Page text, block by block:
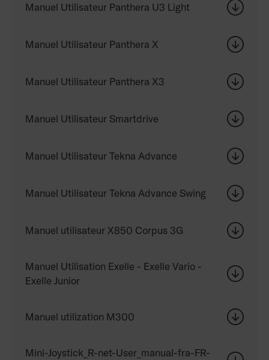
Manuel Utilisateur Panthera U3 Light
Manuel Utilisateur Panthera X
Manuel Utilisateur Panthera X3
Manuel Utilisateur Smartdrive
Manuel Utilisateur Tekna Advance
Manuel Utilisateur Tekna Advance Swing
Manuel utilisateur X850 Corpus 3G
Manuel Utilisation Exelle - Exelle Vario -
Exelle Junior
Manuel utilization M300
Mini-Joystick_R-net-User_manual-fra-FR-